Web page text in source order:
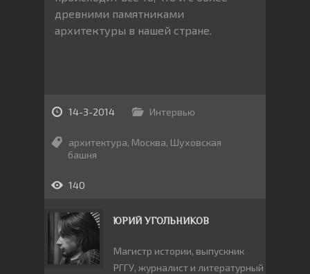
древними памятниками
архитектуры в нашей стране.
14-3-2014 Интервью
архитектура, Москва, Шуховская
башня
140
ЮРИЙ УГОЛЬНИКОВ
Магистр истории, выпускник
РГГУ, журналист и литературный